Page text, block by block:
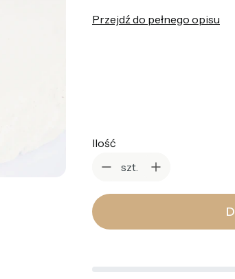
Przejdź do pełnego opisu
Ilość
szt.